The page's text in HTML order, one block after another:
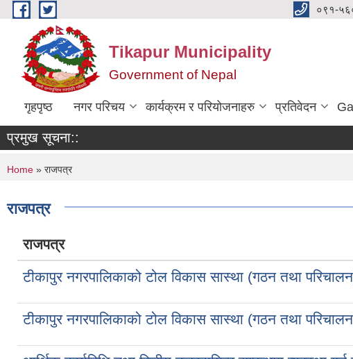
Skip to main content ०९१-
Tikapur Municipality
Government of Nepal
गृहपृष्ठ नगर परिचय कार्यक्रम र परियोजनाहरु प्रतिवेदन
प्रमुख सूचना::
You are here
Home » राजपत्र
राजपत्र
राजपत्र
टीकापुर नगरपालिकाको टोल विकास सास्था (गठन तथा
टीकापुर नगरपालिकाको टोल विकास सास्था (गठन तथा